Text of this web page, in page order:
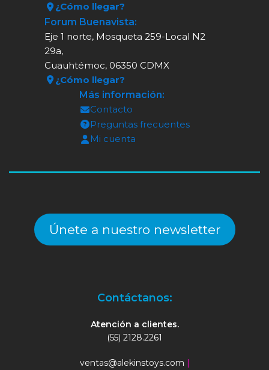
¿Cómo llegar?
Forum Buenavista:
Eje 1 norte, Mosqueta 259-Local N2
29a,
Cuauhtémoc, 06350 CDMX
¿Cómo llegar?
Más información:
Contacto
Preguntas frecuentes
Mi cuenta
Únete a nuestro newsletter
Contáctanos:
Atención a clientes.
(55) 2128.2261
ventas@alekinstoys.com |